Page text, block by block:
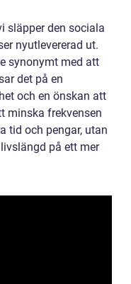
släpper den sociala
nyutlevererad ut.
synonymt med att
det på en
och en önskan att
minska frekvensen
tid och pengar, utan
på ett mer